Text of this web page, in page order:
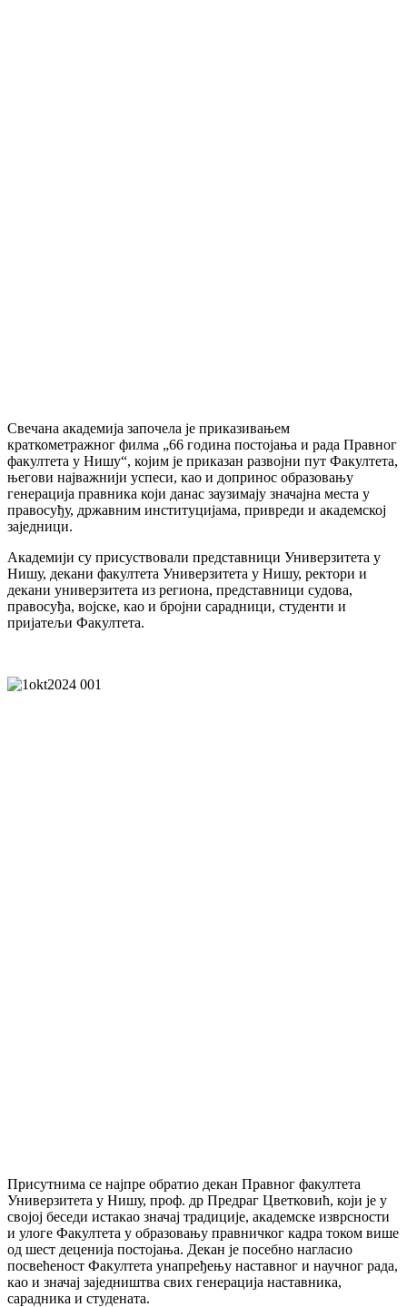
Свечана академија започела је приказивањем
краткометражног филма „66 година постојања и рада Правног
факултета у Нишу“, којим је приказан развојни пут Факултета,
његови најважнији успеси, као и допринос образовању
генерација правника који данас заузимају значајна места у
правосуђу, државним институцијама, привреди и академској
заједници.
Академији су присуствовали представници Универзитета у
Нишу, декани факултета Универзитета у Нишу, ректори и
декани универзитета из региона, представници судова,
правосуђа, војске, као и бројни сарадници, студенти и
пријатељи Факултета.
Присутнима се најпре обратио декан Правног факултета
Универзитета у Нишу, проф. др Предраг Цветковић, који је у
својој беседи истакао значај традиције, академске изврсности
и улоге Факултета у образовању правничког кадра током више
од шест деценија постојања. Декан је посебно нагласио
посвећеност Факултета унапређењу наставног и научног рада,
као и значај заједништва свих генерација наставника,
сарадника и студената.